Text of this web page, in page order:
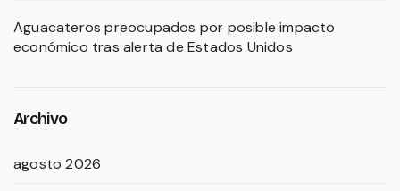
Aguacateros preocupados por posible impacto
económico tras alerta de Estados Unidos
Archivo
agosto 2026